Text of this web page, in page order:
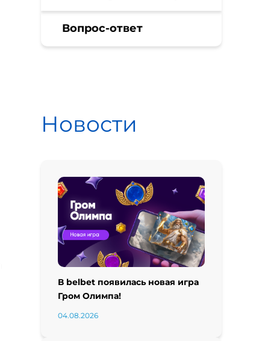
Вопрос-ответ
Новости
В belbet появилась новая игра
Гром Олимпа!
04.08.2026